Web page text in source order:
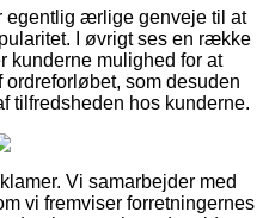
egentlig ærlige genveje til at
I øvrigt ses en række
kunderne mulighed for at
som desuden
tilfredsheden hos kunderne.
Vi samarbejder med
vi fremviser forretningernes